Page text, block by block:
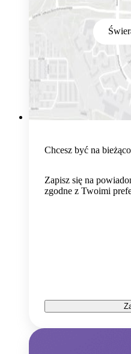
Chcesz być na
Zapisz się na
zgodne z Twoimi